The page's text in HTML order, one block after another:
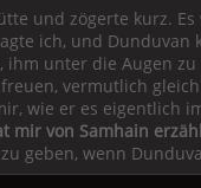
und zögerte kurz.
ich, und Dunduvan
ihm unter die Augen
vermutlich
wie er es eigentlich
mir von Samhain
geben, wenn